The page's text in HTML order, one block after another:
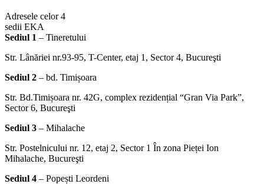
Adresele celor 4
sedii EKA
Sediul 1 – Tineretului
Str. Lânăriei nr.93-95, T-Center, etaj 1, Sector 4, Bucureşti
Sediul 2 – bd. Timișoara
Str. Bd.Timișoara nr. 42G, complex rezidențial “Gran Via Park”,
Sector 6, Bucureşti
Sediul 3 – Mihalache
Str. Postelnicului nr. 12, etaj 2, Sector 1 În zona Pieței Ion
Mihalache, Bucureşti
Sediul 4 – Popești Leordeni